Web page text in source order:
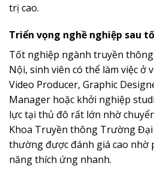
trị cao.
Triển vọng nghề nghiệp sau
Tốt nghiệp ngành truyền
Nội, sinh viên có thể làm việc ở
Video Producer, Graphic
Manager hoặc khởi nghiệp
lực tại thủ đô rất lớn nhờ
Khoa Truyền thông Trường
thường được đánh giá cao nhờ
năng thích ứng nhanh.